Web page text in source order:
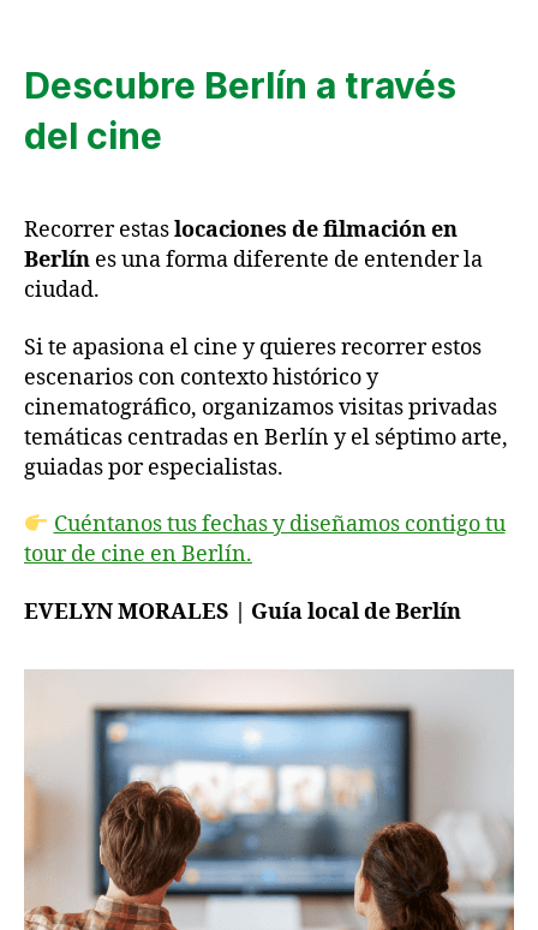
Descubre Berlín a través
del cine
Recorrer estaslocaciones de filmación en
Berlín es una forma diferente de entender la
ciudad.
Si te apasiona el cine y quieres recorrer estos
escenarios con contexto histórico y
cinematográfico, organizamos visitas privadas
temáticas centradas en Berlín y el séptimo arte,
guiadas por especialistas.
Cuéntanos tus fechas y diseñamos contigo tu
tour de cine en Berlín.
EVELYN MORALES | Guía local de Berlín